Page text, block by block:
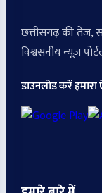
छत्तीसगढ़ की
विश्वसनीय न्यूज़
डाउनलोड करें हमारा